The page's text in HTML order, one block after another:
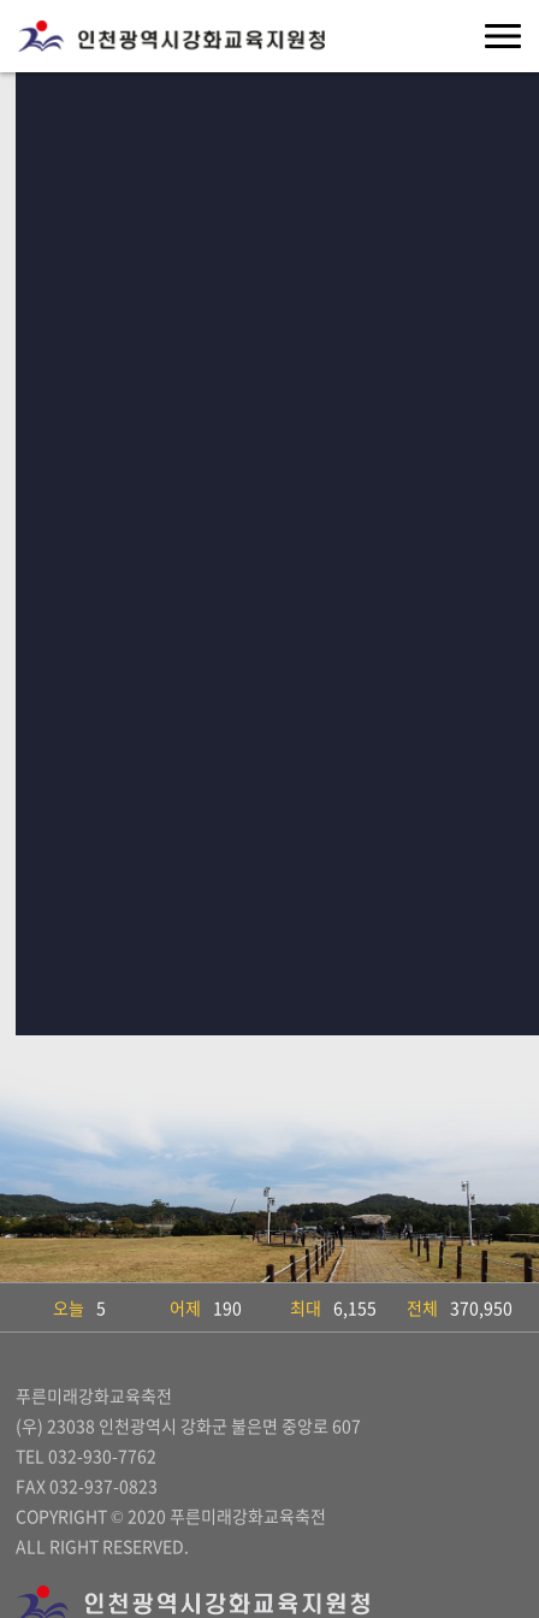
오늘 5 어제 190 최대 6,155 전체 370,950
푸른미래강화교육축전
(우) 23038 인천광역시 강화군 불은면 중앙로 607
TEL 032-930-7762
FAX 032-937-0823
COPYRIGHT © 2020 푸른미래강화교육축전
ALL RIGHT RESERVED.